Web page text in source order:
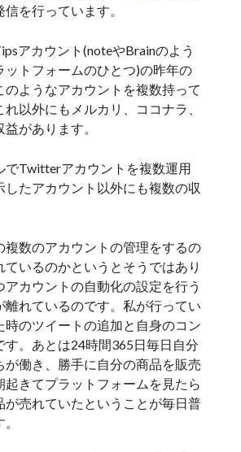
を行っています。
アカウント(noteやBrainのよう
ットフォームのひとつ)の昨年の
のようなアカウントを複数持って
以外にもメルカリ、ココナラ、
があります。
でTwitterアカウントを複数運用
したアカウント以外にも複数の収
複数のアカウントの管理をするの
ているのかというとそうではあり
アカウントの自動化の設定を行う
離れているのです。私が行ってい
時のツイートの追加と自身のコン
す。あとは24時間365日毎日自分
が働き、勝手に自分の商品を販売
起きてプラットフォームを見たら
が売れていたということが毎日普